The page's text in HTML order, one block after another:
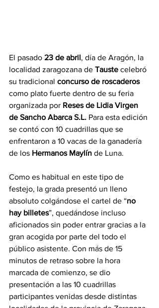
El pasado 23 de abril, día de Aragón, la
localidad zaragozana de Tauste celebró
su tradicional concurso de roscaderos
como plato fuerte dentro de su feria
organizada por Reses de Lidia Virgen
de Sancho Abarca S.L. Para esta edición
se contó con 10 cuadrillas que se
enfrentaron a 10 vacas de la ganadería
de los Hermanos Maylín de Luna.
Como es habitual en este tipo de
festejo, la grada presentó un lleno
absoluto colgándose el cartel de “no
hay billetes”, quedándose incluso
aficionados sin poder entrar gracias a la
gran acogida por parte del todo el
público asistente. Con más de 15
minutos de retraso sobre la hora
marcada de comienzo, se dio
presentación a las 10 cuadrillas
participantes venidas desde distintas